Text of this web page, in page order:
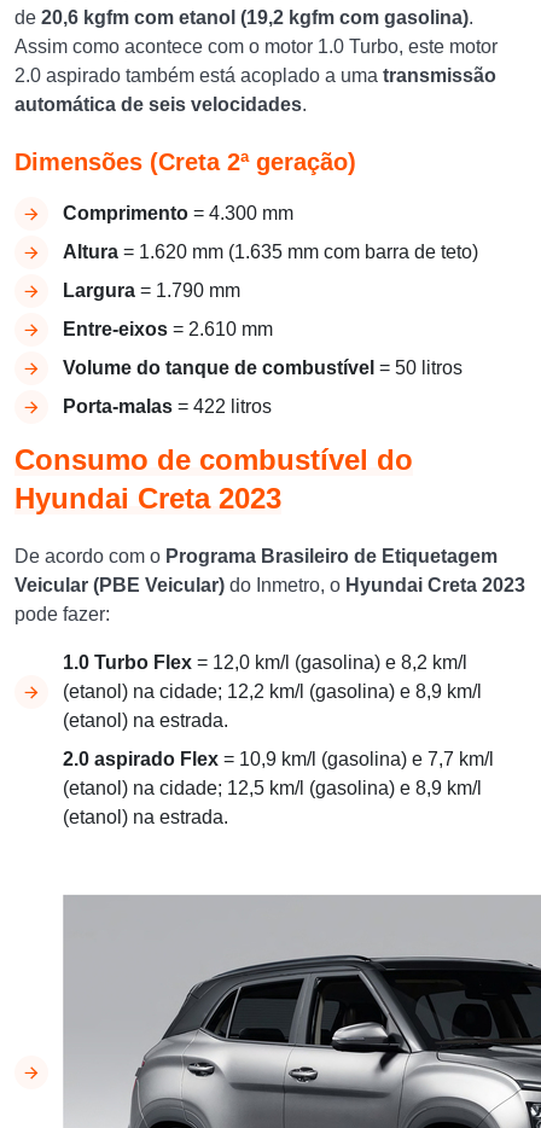
de 20,6 kgfm com etanol (19,2 kgfm com gasolina).
Assim como acontece com o motor 1.0 Turbo, este motor
2.0 aspirado também está acoplado a uma transmissão
automática de seis velocidades.
Dimensões (Creta 2ª geração)
Comprimento = 4.300 mm
Altura = 1.620 mm (1.635 mm com barra de teto)
Largura = 1.790 mm
Entre-eixos = 2.610 mm
Volume do tanque de combustível = 50 litros
Porta-malas = 422 litros
Consumo de combustível do
Hyundai Creta 2023
De acordo com o Programa Brasileiro de Etiquetagem
Veicular (PBE Veicular) do Inmetro, o Hyundai Creta 2023
pode fazer:
1.0 Turbo Flex = 12,0 km/l (gasolina) e 8,2 km/l
(etanol) na cidade; 12,2 km/l (gasolina) e 8,9 km/l
(etanol) na estrada.
2.0 aspirado Flex = 10,9 km/l (gasolina) e 7,7 km/l
(etanol) na cidade; 12,5 km/l (gasolina) e 8,9 km/l
(etanol) na estrada.